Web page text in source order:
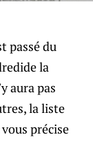
passé du
la
aura pas
la liste
précise